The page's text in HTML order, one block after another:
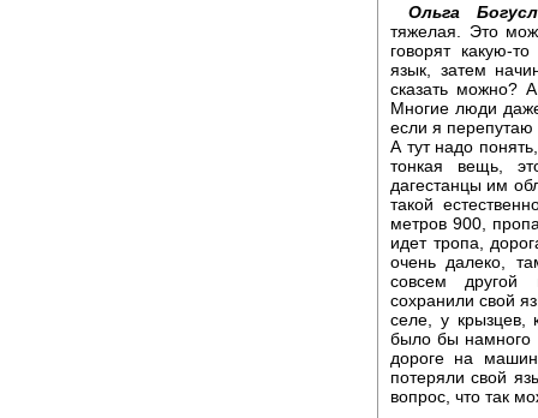
Ольга
тяжелая. Это
говорят какую-
язык, затем
сказать можно?
Многие люди
если я
А тут надо
тонкая вещь,
дагестанцы им
такой
метров 900,
идет тропа,
очень далеко,
совсем другой
сохранили свой
селе, у крызцев,
было бы намного
дороге на
потеряли свой
вопрос, что так